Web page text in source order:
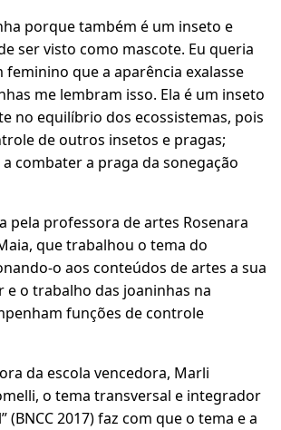
porque também é um inseto e
ser visto como mascote. Eu queria
que a aparência exalasse
me lembram isso. Ela é um inseto
no equilíbrio dos ecossistemas, pois
de outros insetos e pragas;
combater a praga da sonegação
pela professora de artes Rosenara
que trabalhou o tema do
o aos conteúdos de artes a sua
o trabalho das joaninhas na
funções de controle
da escola vencedora, Marli
o tema transversal e integrador
(BNCC 2017) faz com que o tema e a